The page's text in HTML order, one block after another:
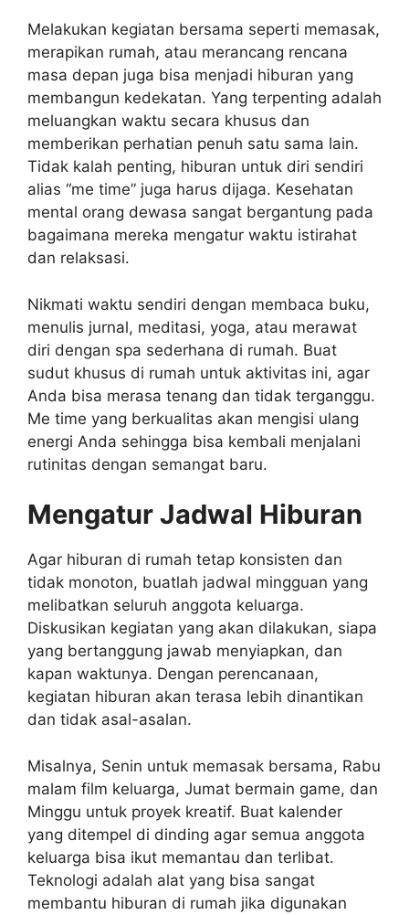
Melakukan kegiatan bersama seperti memasak,
merapikan rumah, atau merancang rencana
masa depan juga bisa menjadi hiburan yang
membangun kedekatan. Yang terpenting adalah
meluangkan waktu secara khusus dan
memberikan perhatian penuh satu sama lain.
Tidak kalah penting, hiburan untuk diri sendiri
alias “me time” juga harus dijaga. Kesehatan
mental orang dewasa sangat bergantung pada
bagaimana mereka mengatur waktu istirahat
dan relaksasi.
Nikmati waktu sendiri dengan membaca buku,
menulis jurnal, meditasi, yoga, atau merawat
diri dengan spa sederhana di rumah. Buat
sudut khusus di rumah untuk aktivitas ini, agar
Anda bisa merasa tenang dan tidak terganggu.
Me time yang berkualitas akan mengisi ulang
energi Anda sehingga bisa kembali menjalani
rutinitas dengan semangat baru.
Mengatur Jadwal Hiburan
Agar hiburan di rumah tetap konsisten dan
tidak monoton, buatlah jadwal mingguan yang
melibatkan seluruh anggota keluarga.
Diskusikan kegiatan yang akan dilakukan, siapa
yang bertanggung jawab menyiapkan, dan
kapan waktunya. Dengan perencanaan,
kegiatan hiburan akan terasa lebih dinantikan
dan tidak asal-asalan.
Misalnya, Senin untuk memasak bersama, Rabu
malam film keluarga, Jumat bermain game, dan
Minggu untuk proyek kreatif. Buat kalender
yang ditempel di dinding agar semua anggota
keluarga bisa ikut memantau dan terlibat.
Teknologi adalah alat yang bisa sangat
membantu hiburan di rumah jika digunakan